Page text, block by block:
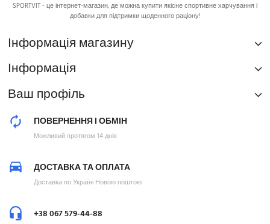
SPORTVIT - це інтернет-магазин, де можна купити якісне спортивне харчування і
добавки для підтримки щоденного раціону!
Інформація магазину
Інформація
Ваш профіль
ПОВЕРНЕННЯ І ОБМІН
Можливий протягом 14 днів
ДОСТАВКА ТА ОПЛАТА
Доставка по Україні Новою поштою
+38 067 579-44-88